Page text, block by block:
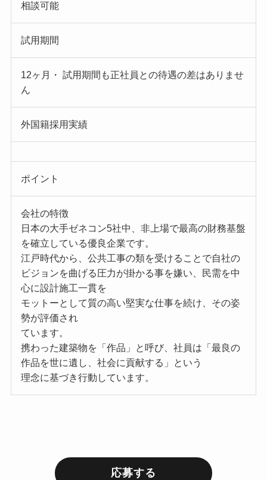
相談可能
試用期間
12ヶ月・ 試用期間も正社員との待遇の差はありませ
ん
外国籍採用実績
ポイント
会社の特徴
日本の大手ゼネコン5社中、非上場で最高の財務基盤
を確立している優良企業です。
江戸時代から、公共工事の類を受けることで自社の
ビジョンを曲げる圧力が掛かる事を嫌い、民需を中
心に設計施工一貫を
モットーとして質の高い堅実な仕事を続け、その姿
勢が評価され
ています。
携わった建築物を「作品」と呼び、社員は「最良の
作品を世に遺し、社会に貢献する」という
理念に基づき行動しています。
応募する